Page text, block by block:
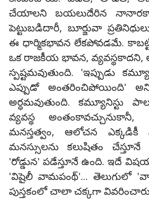
చేయాలని బయలుదేరిన నానారకాల
పెట్టుబడిదారీ, బూర్జువా
ఈ ధార్మికభావన లేకపోవడమే.
ఒక రాజకీయ భావన, వ్యవస్థకాదని,
స్పష్టమవుతుంది. 'ఇప్పుడు
ఎప్పుడో అంతరించిపోయింది'
అర్ధమవుతుంది. కమ్యూనిస్టు
వ్యవస్థ
మనస్తత్వం, ఆలోచన ఎక్కడికీ
మనస్సులను కలుషితం
'రోడ్డున' పడేస్తూనే ఉంది. ఇదే
'విషైలీ వామపంథ్'... తెలుగులో
పుస్తకంలో చాలా చక్కగా